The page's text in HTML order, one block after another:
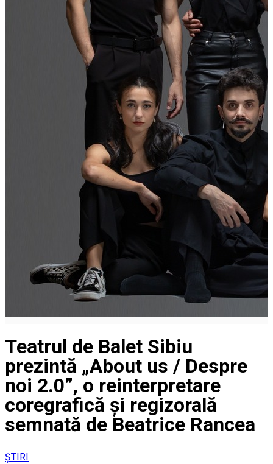
Teatrul de Balet Sibiu
prezintă „About us / Despre
noi 2.0”, o reinterpretare
coregrafică și regizorală
semnată de Beatrice Rancea
ȘTIRI